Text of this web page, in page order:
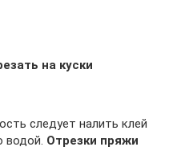
на куски
следует налить клей
водой. Отрезки пряжи